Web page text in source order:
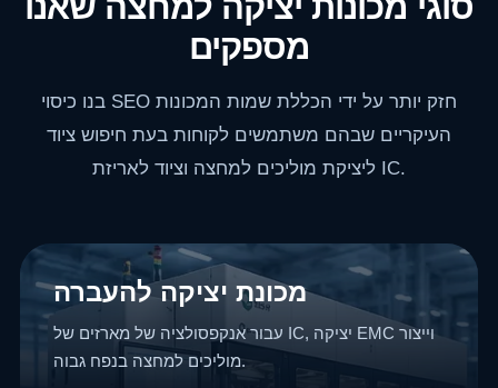
מספקים
בנו כיסוי SEO חזק יותר על ידי הכללת שמות המכונות
העיקריים שבהם משתמשים לקוחות בעת חיפוש ציוד
ליציקת מוליכים למחצה וציוד לאריזת IC.
מכונת יציקה להעברה
עבור אנקפסולציה של מארזים של IC, יציקה EMC וייצור
מוליכים למחצה בנפח גבוה.